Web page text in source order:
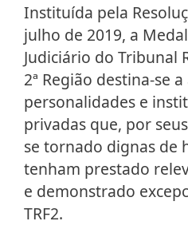
Instituída pela
julho de 2019, a
Judiciário do Tribunal
2ª Região destina-se
personalidades e
privadas que, por
se tornado dignas de
tenham prestado
e demonstrado
TRF2.